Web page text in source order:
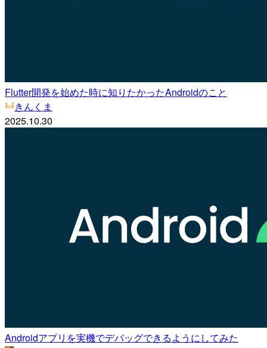
Flutter開発を始めた時に知りたかったAndroidのこと
きんくま
2025.10.30
Androidアプリを実機でデバッグできるようにしてみた